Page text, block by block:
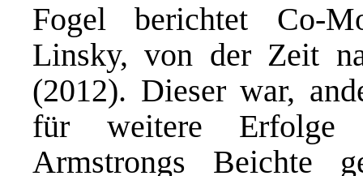
Fogel berichtet Co-
Linsky, von der Zeit
(2012). Dieser war,
für weitere Erfolge
Armstrongs Beichte